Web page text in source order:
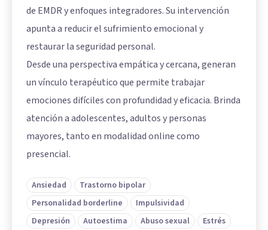
de EMDR y enfoques integradores. Su intervención
apunta a reducir el sufrimiento emocional y
restaurar la seguridad personal.
Desde una perspectiva empática y cercana, generan
un vínculo terapéutico que permite trabajar
emociones difíciles con profundidad y eficacia. Brinda
atención a adolescentes, adultos y personas
mayores, tanto en modalidad online como
presencial.
Ansiedad
Trastorno bipolar
Personalidad borderline
Impulsividad
Depresión
Autoestima Abuso sexual
Estrés